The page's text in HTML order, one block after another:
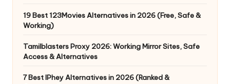
19 Best 123Movies Alternatives in 2026 (Free, Safe &
Working)
Tamilblasters Proxy 2026: Working Mirror Sites, Safe
Access & Alternatives
7 Best IPhey Alternatives in 2026 (Ranked &